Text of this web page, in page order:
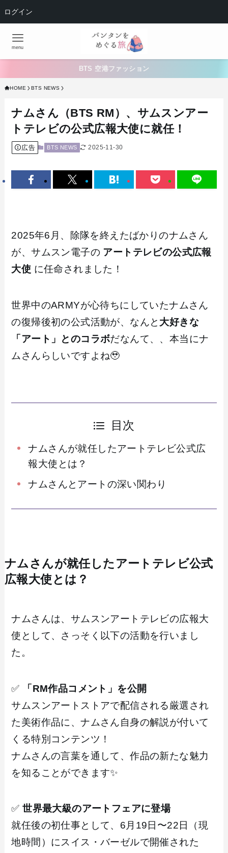
ログイン
menu
BTS 空港ファッション
HOME BTS NEWS
ナムさん（BTS RM）、サムスンアー
トテレビの公式広報大使に就任！
広告 BTS NEWS 2025-11-30
2025年6月、除隊を終えたばかりのナムさん
が、サムスン電子の アートテレビの公式広報
大使 に任命されました！
世界中のARMYが心待ちにしていたナムさん
の復帰後初の公式活動が、なんと 大好きな
「アート」とのコラボだなんて、、本当にナ
ムさんらしいですよね🥹
目次
ナムさんが就任したアートテレビ公式広
報大使とは？
ナムさんとアートの深い関わり
ナムさんが就任したアートテレビ公式
広報大使とは？
ナムさんは、サムスンアートテレビの広報大
使として、さっそく以下の活動を行いまし
た。
✅
「RM作品コメント」を公開
サムスンアートストアで配信される厳選され
た美術作品に、ナムさん自身の解説が付いて
くる特別コンテンツ！
ナムさんの言葉を通して、作品の新たな魅力
を知ることができます✨
✅世界最大級のアートフェアに登場
就任後の初仕事として、6月19日〜22日（現
地時間）にスイス・バーゼルで開催された